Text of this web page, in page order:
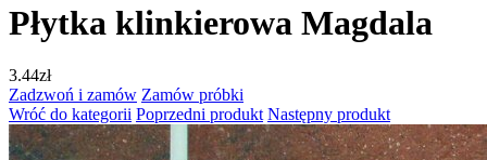
Płytka klinkierowa Magdala
3.44zł
Zadzwoń i zamów Zamów próbki
Wróć do kategorii Poprzedni produkt Następny produkt